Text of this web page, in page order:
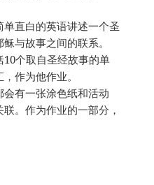
直白的英语讲述一个圣
与故事之间的联系。
个取自圣经故事的单
作为他作业。
有一张涂色纸和活动
。作为作业的一部分，